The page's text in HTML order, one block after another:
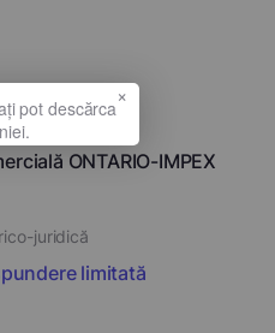
ONTARIO-IMPEX
juridică
limitată
×